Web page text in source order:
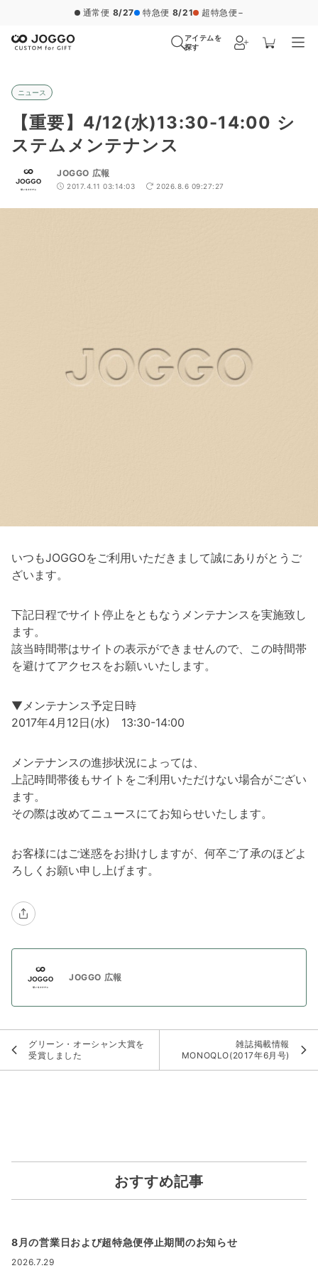
通常便 8/27 特急便 8/21 超特急便 −
アイテムを
探す
ニュース
【重要】4/12(水)13:30-14:00 シ
ステムメンテナンス
JOGGO 広報
2017.4.11 03:14:03 2026.8.6 09:27:27
いつもJOGGOをご利用いただきまして誠にありがとうご
ざいます。
下記日程でサイト停止をともなうメンテナンスを実施致し
ます。
該当時間帯はサイトの表示ができませんので、この時間帯
を避けてアクセスをお願いいたします。
▼メンテナンス予定日時
2017年4月12日(水) 13:30-14:00
メンテナンスの進捗状況によっては、
上記時間帯後もサイトをご利用いただけない場合がござい
ます。
その際は改めてニュースにてお知らせいたします。
お客様にはご迷惑をお掛けしますが、何卒ご了承のほどよ
ろしくお願い申し上げます。
JOGGO 広報
グリーン・オーシャン大賞を
受賞しました
雑誌掲載情報
MONOQLO(2017年6月号)
おすすめ記事
8月の営業日および超特急便停止期間のお知らせ
2026.7.29